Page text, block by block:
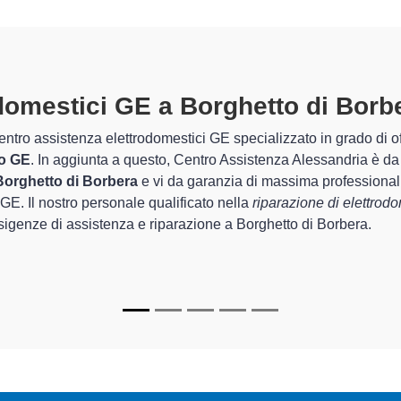
GE A Borghetto Di
Centro Assistenza Alessandria sono in grado di garantire al
quel che riguarda la sistemazione e la riparazione del tuo
funzionamento degli apparecchi.
di Centro Assistenza Alessandria sono in grado di